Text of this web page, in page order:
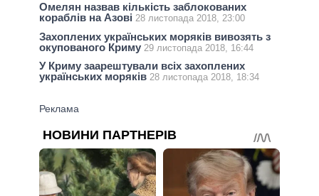
Омелян назвав кількість заблокованих
кораблів на Азові 28 листопада 2018, 23:00
Захоплених українських моряків вивозять з
окупованого Криму 29 листопада 2018, 16:44
У Криму заарештували всіх захоплених
українських моряків 28 листопада 2018, 18:34